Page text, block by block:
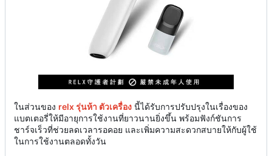
ในส่วนของ relx รุ่นห้า ตัวเครื่อง นี้ได้รับการปรับปรุงในเรื่องของ
แบตเตอรี่ให้มีอายุการใช้งานที่ยาวนานยิ่งขึ้น พร้อมฟังก์ชันการ
ชาร์จเร็วที่ช่วยลดเวลารอคอย และเพิ่มความสะดวกสบายให้กับผู้ใช้
ในการใช้งานตลอดทั้งวัน